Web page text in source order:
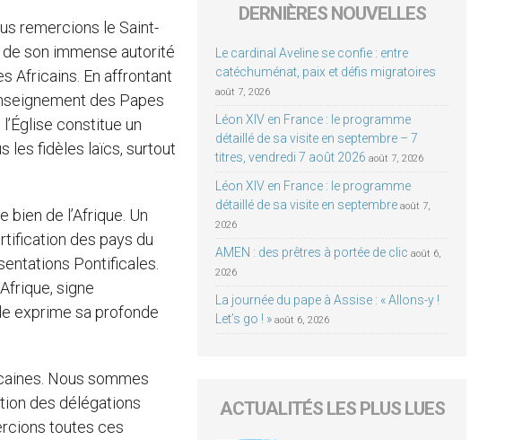
remercions le Saint-
son immense autorité
Africains. En affrontant
des Papes
constitue un
les fidèles laïcs, surtout
de l’Afrique. Un
des pays du
Pontificales.
signe
exprime sa profonde
Nous sommes
des délégations
toutes ces
DERNIÈRES NOUVELLES
Le cardinal Aveline se confie : entre
catéchuménat, paix et défis migratoires
août 7, 2026
Léon XIV en France : le programme
détaillé de sa visite en septembre – 7
titres, vendredi 7 août 2026 août 7, 2026
Léon XIV en France : le programme
détaillé de sa visite en septembre août 7,
2026
AMEN : des prêtres à portée de clic août 6,
2026
La journée du pape à Assise : « Allons-y !
Let’s go ! » août 6, 2026
ACTUALITÉS LES PLUS LUES